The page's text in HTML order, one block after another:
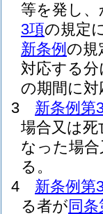
等を発し
3項の規定
新条例 の規
対応する
の期間に
3
新条例第
場合又は
なった場
る。
4
新条例第
る者が同